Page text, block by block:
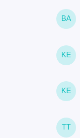
BA
KE
KE
TT